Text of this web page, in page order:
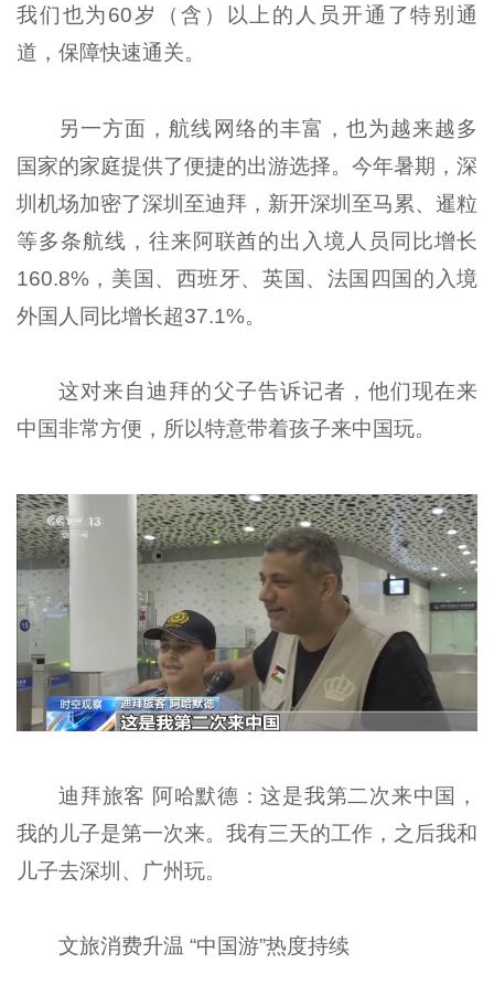
我们也为60岁（含）以上的人员开通了特别通
道，保障快速通关。
另一方面，航线网络的丰富，也为越来越多
国家的家庭提供了便捷的出游选择。今年暑期，深
圳机场加密了深圳至迪拜，新开深圳至马累、暹粒
等多条航线，往来阿联酋的出入境人员同比增长
160.8%，美国、西班牙、英国、法国四国的入境
外国人同比增长超37.1%。
这对来自迪拜的父子告诉记者，他们现在来
中国非常方便，所以特意带着孩子来中国玩。
迪拜旅客 阿哈默德：这是我第二次来中国，
我的儿子是第一次来。我有三天的工作，之后我和
儿子去深圳、广州玩。
文旅消费升温 “中国游”热度持续